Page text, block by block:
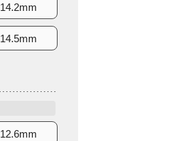
14.2mm
14.5mm
12.6mm